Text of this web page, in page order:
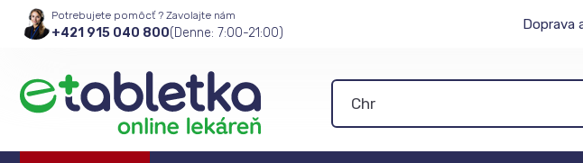
Potrebujete pomôcť ? Zavolajte nám
+421 915 040 800(Denne: 7:00-21:00)
Doprava